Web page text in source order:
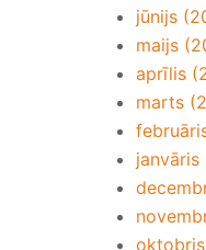
jūnijs
maijs
aprīlis
marts
janvāris